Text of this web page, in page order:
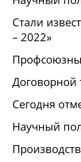
Стали
– 2022»
Договорной
Сегодня
Научный